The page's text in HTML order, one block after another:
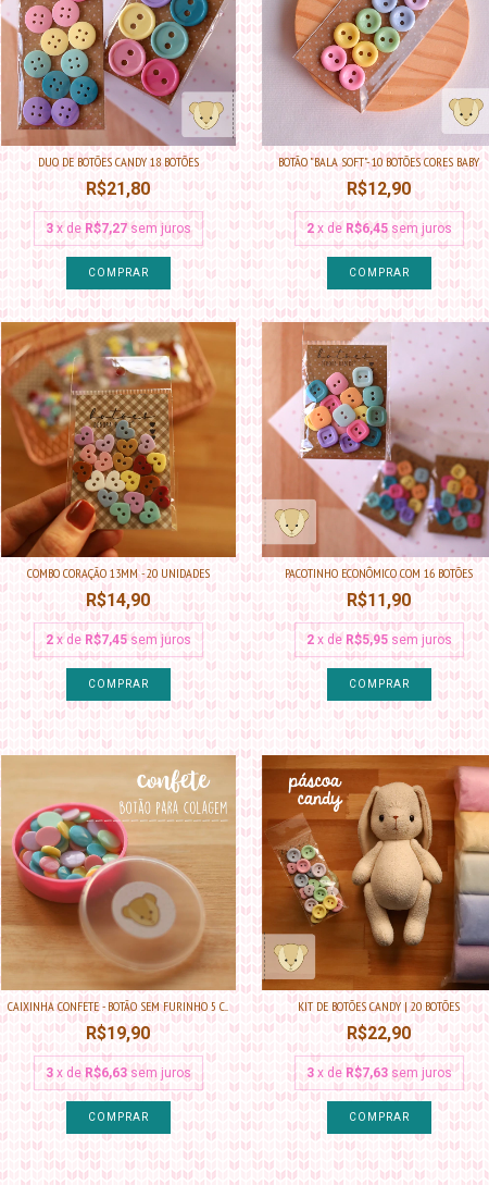
DUO DE BOTÕES CANDY 18 BOTÕES
R$21,80
3 x deR$7,27 sem juros
BOTÃO "BALA SOFT"- 10 BOTÕES CORES BABY
R$12,90
2 x de R$6,45 sem juros
COMBO CORAÇÃO 13MM - 20 UNIDADES
R$14,90
2 x de R$7,45 sem juros
PACOTINHO ECONÔMICO COM 16 BOTÕES
R$11,90
2 x deR$5,95 sem juros
COMPRAR
CAIXINHA CONFETE - BOTÃO SEM FURINHO 5 C...
R$19,90
3 x deR$6,63 sem juros
KIT DE BOTÕES CANDY | 20 BOTÕES
R$22,90
3 x deR$7,63 sem juros